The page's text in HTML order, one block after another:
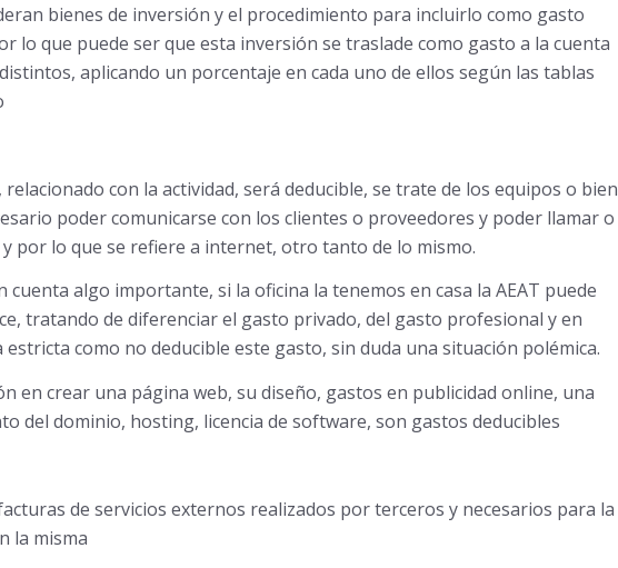
bienes de inversión y el procedimiento para incluirlo como gasto
lo que puede ser que esta inversión se traslade como gasto a la cuenta
aplicando un porcentaje en cada uno de ellos según las tablas
con la actividad, será deducible, se trate de los equipos o bien
poder comunicarse con los clientes o proveedores y poder llamar o
por lo que se refiere a internet, otro tanto de lo mismo.
cuenta algo importante, si la oficina la tenemos en casa la AEAT puede
tratando de diferenciar el gasto privado, del gasto profesional y en
como no deducible este gasto, sin duda una situación polémica.
en crear una página web, su diseño, gastos en publicidad online, una
del dominio, hosting, licencia de software, son gastos deducibles
de servicios externos realizados por terceros y necesarios para la
la misma